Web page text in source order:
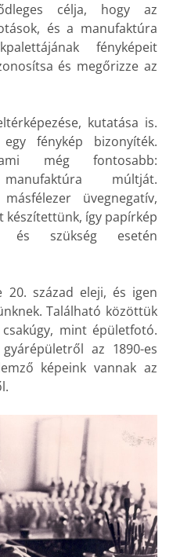
célja, hogy az
és a manufaktúra
fényképeit
és megőrizze az
kutatása is.
fénykép bizonyíték.
még fontosabb:
múltját.
üvegnegatív,
készítettünk, így papírkép
és szükség esetén
20. század eleji, és igen
Található közöttük
mint épületfotó.
az 1890-es
képeink vannak az